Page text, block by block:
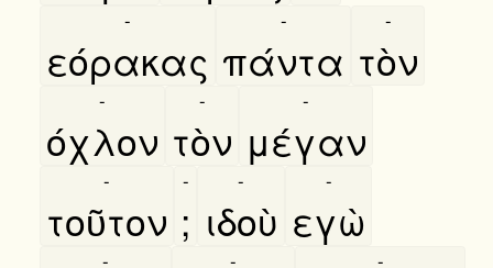
εόρακας
-
πάντα
-
τὸν
-
όχλον
-
τὸν
-
μέγαν
-
τοῦτον
-
;
-
ιδοὺ
-
εγὼ
-
- - -